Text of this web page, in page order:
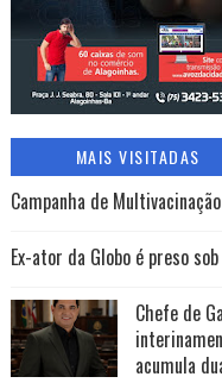
MAIS VISITADAS
Campanha de
Ex-ator da Globo é preso
Chefe de
acumula